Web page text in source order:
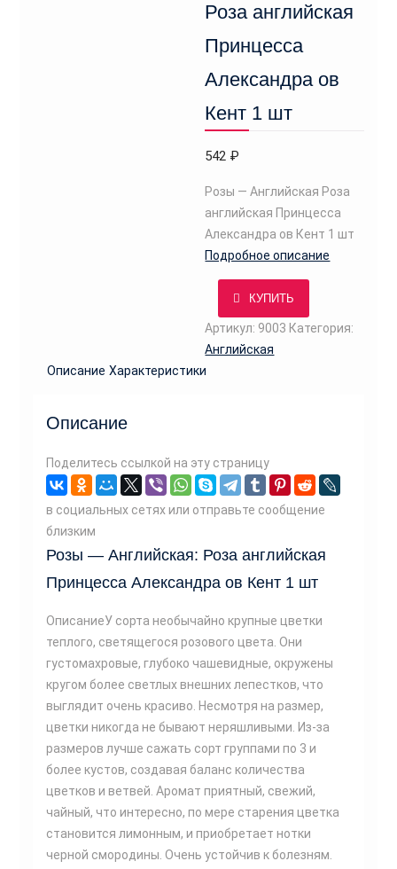
Роза английская
Принцесса
Александра ов
Кент 1 шт
542 ₽
Розы — Английская Роза
английская Принцесса
Александра ов Кент 1 шт
Подробное описание
КУПИТЬ
Артикул: 9003 Категория:
Английская
Описание Характеристики
Описание
Поделитесь ссылкой на эту страницу
в социальных сетях или отправьте сообщение
близким
Розы — Английская: Роза английская
Принцесса Александра ов Кент 1 шт
ОписаниеУ сорта необычайно крупные цветки
теплого, светящегося розового цвета. Они
густомахровые, глубоко чашевидные, окружены
кругом более светлых внешних лепестков, что
выглядит очень красиво. Несмотря на размер,
цветки никогда не бывают неряшливыми. Из-за
размеров лучше сажать сорт группами по 3 и
более кустов, создавая баланс количества
цветков и ветвей. Аромат приятный, свежий,
чайный, что интересно, по мере старения цветка
становится лимонным, и приобретает нотки
черной смородины. Очень устойчив к болезням.